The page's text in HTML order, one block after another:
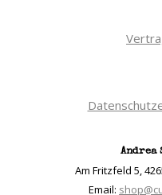
Andrea
Am Fritzfeld 5,
Email: